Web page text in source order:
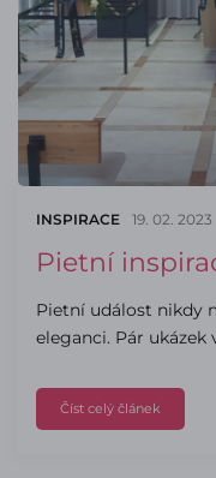
INSPIRACE 19. 02. 2023
Pietní
Pietní událost nikdy
eleganci. Pár ukázek
Číst celý článek